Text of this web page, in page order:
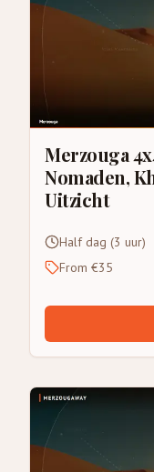
Merzouga
Nomaden,
Uitzicht
Half dag (3 uur)
From €35